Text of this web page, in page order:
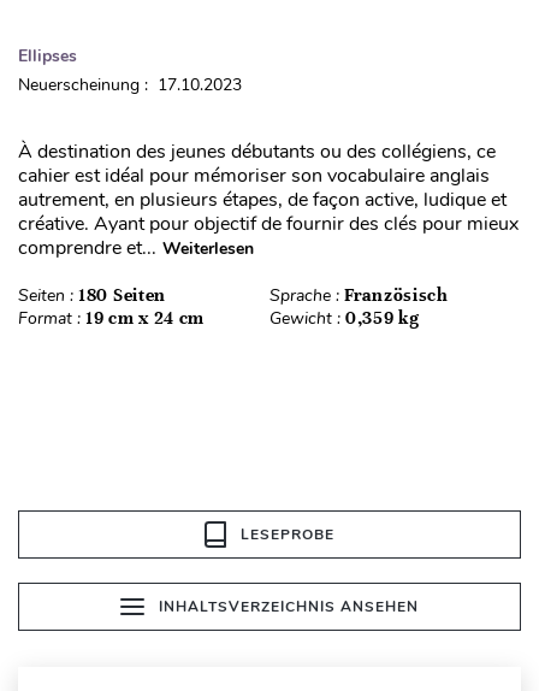
Ellipses
Neuerscheinung : 17.10.2023
À destination des jeunes débutants ou des collégiens, ce
cahier est idéal pour mémoriser son vocabulaire anglais
autrement, en plusieurs étapes, de façon active, ludique et
créative. Ayant pour objectif de fournir des clés pour mieux
comprendre et... Weiterlesen
Seiten : 180 Seiten Sprache : Französisch
Format : 19 cm x 24 cm Gewicht : 0,359 kg
LESEPROBE
INHALTSVERZEICHNIS ANSEHEN